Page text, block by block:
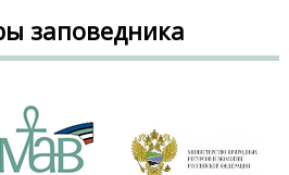
заповедника